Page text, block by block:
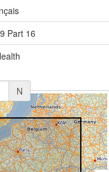
Part 16
N